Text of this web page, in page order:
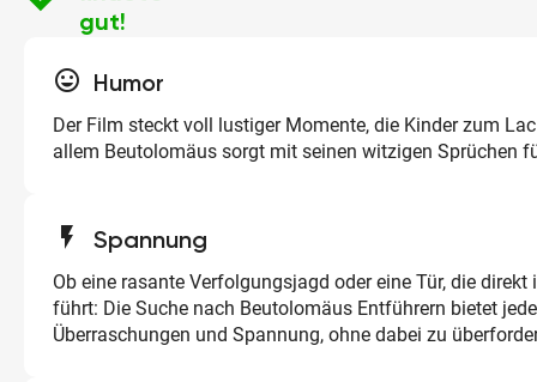
gut!
tag_faces Humor
Der Film steckt voll lustiger Momente, die Kinder zum
allem Beutolomäus sorgt mit seinen witzigen Sprüchen
flash_on Spannung
Ob eine rasante Verfolgungsjagd oder eine Tür, die direkt
führt: Die Suche nach Beutolomäus Entführern bietet
Überraschungen und Spannung, ohne dabei zu